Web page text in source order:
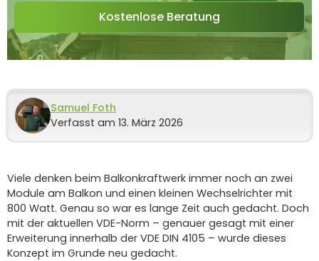
Kostenlose Beratung
Samuel Foth
Verfasst am 13. März 2026
Viele denken beim Balkonkraftwerk immer noch an zwei
Module am Balkon und einen kleinen Wechselrichter mit
800 Watt. Genau so war es lange Zeit auch gedacht. Doch
mit der aktuellen VDE-Norm – genauer gesagt mit einer
Erweiterung innerhalb der VDE DIN 4105 – wurde dieses
Konzept im Grunde neu gedacht.